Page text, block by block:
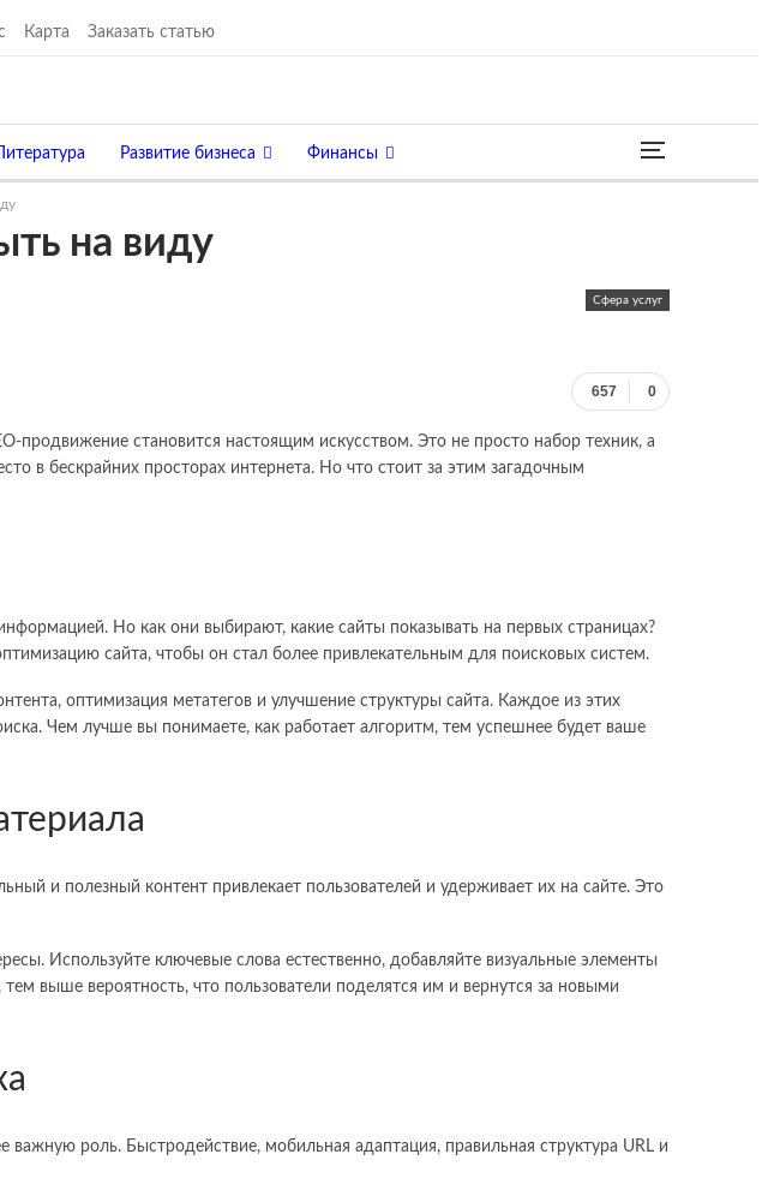
Карта Заказать статью
Развитие бизнеса Финансы
на виду
Сфера услуг
0
657
становится настоящим искусством. Это не просто набор техник, а
в бескрайних просторах интернета. Но что стоит за этим загадочным
Но как они выбирают, какие сайты показывать на первых страницах?
сайта, чтобы он стал более привлекательным для поисковых систем.
оптимизация метатегов и улучшение структуры сайта. Каждое из этих
Чем лучше вы понимаете, как работает алгоритм, тем успешнее будет ваше
и полезный контент привлекает пользователей и удерживает их на сайте. Это
Используйте ключевые слова естественно, добавляйте визуальные элементы
выше вероятность, что пользователи поделятся им и вернутся за новыми
важную роль. Быстродействие, мобильная адаптация, правильная структура URL и